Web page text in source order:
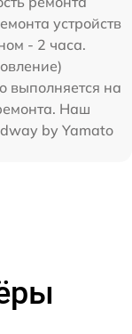
устройств
- 2 часа.
выполняется на
Наш
by Yamato